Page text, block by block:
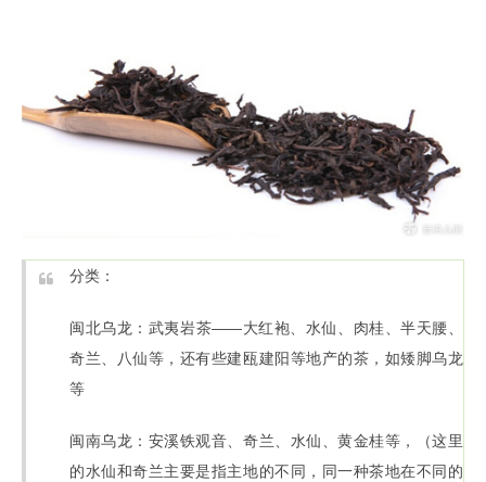
分类：
闽北乌龙：武夷岩茶——大红袍、水仙、肉桂、半天腰、
奇兰、八仙等，还有些建瓯建阳等地产的茶，如矮脚乌龙
等
闽南乌龙：安溪铁观音、奇兰、水仙、黄金桂等，（这里
的水仙和奇兰主要是指主地的不同，同一种茶地在不同的